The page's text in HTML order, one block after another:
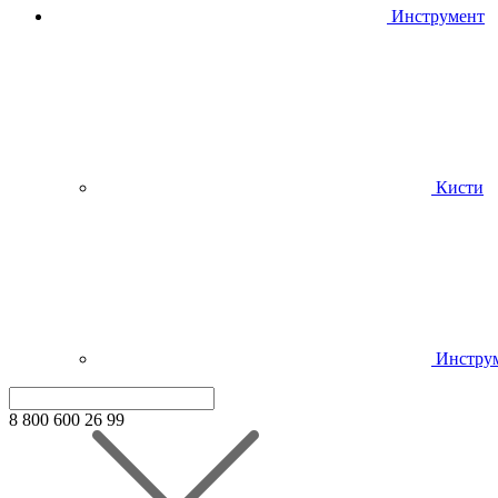
Инструмент
Кисти
8 800 600 26 99